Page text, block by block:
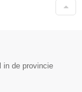
in de provincie